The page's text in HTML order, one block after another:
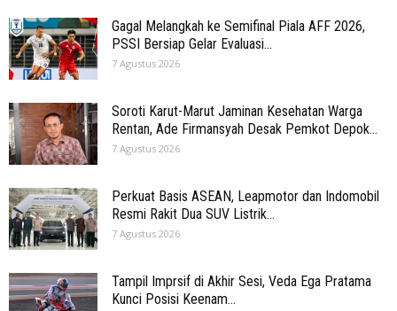
Gagal Melangkah ke Semifinal Piala AFF 2026,
PSSI Bersiap Gelar Evaluasi...
7 Agustus 2026
Soroti Karut-Marut Jaminan Kesehatan Warga
Rentan, Ade Firmansyah Desak Pemkot Depok...
7 Agustus 2026
Perkuat Basis ASEAN, Leapmotor dan Indomobil
Resmi Rakit Dua SUV Listrik...
7 Agustus 2026
Tampil Imprsif di Akhir Sesi, Veda Ega Pratama
Kunci Posisi Keenam...